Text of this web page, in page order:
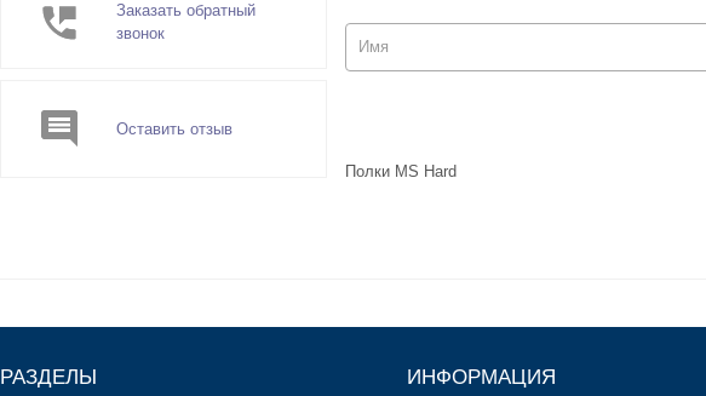
Заказать обратный
звонок
Оставить отзыв
Полки MS Hard
РАЗДЕЛЫ ИНФОРМАЦИЯ